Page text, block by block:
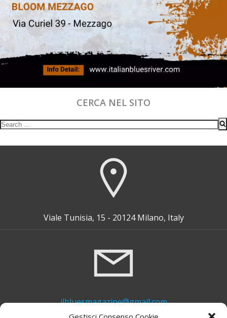
CERCA NEL SITO
Search
Viale Tunisia, 15 - 20124 Milano, Italy
ilbluesmagazine@gmail.com